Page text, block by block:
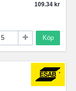
109.34
Köp